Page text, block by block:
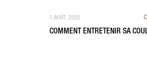
1 AOÛT, 2025
COMMENT ENTRETENIR SA